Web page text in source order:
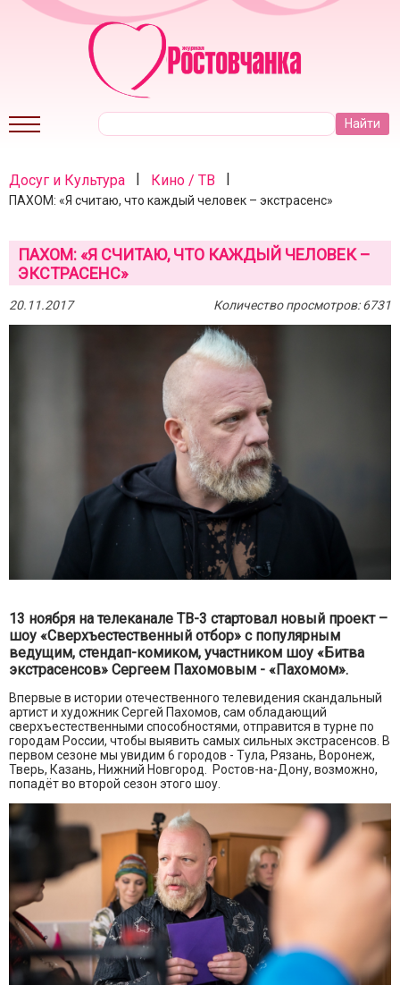
Досуг и Культура | Кино / ТВ |
ПАХОМ: «Я считаю, что каждый человек – экстрасенс»
ПАХОМ: «Я СЧИТАЮ, ЧТО КАЖДЫЙ ЧЕЛОВЕК –
ЭКСТРАСЕНС»
20.11.2017 Количество просмотров: 6731
13 ноября на телеканале ТВ-3 стартовал новый проект –
шоу «Сверхъестественный отбор» с популярным
ведущим, стендап-комиком, участником шоу «Битва
экстрасенсов» Сергеем Пахомовым - «Пахомом».
Впервые в истории отечественного телевидения скандальный
артист и художник Сергей Пахомов, сам обладающий
сверхъестественными способностями, отправится в турне по
городам России, чтобы выявить самых сильных экстрасенсов. В
первом сезоне мы увидим 6 городов - Тула, Рязань, Воронеж,
Тверь, Казань, Нижний Новгород. Ростов-на-Дону, возможно,
попадёт во второй сезон этого шоу.